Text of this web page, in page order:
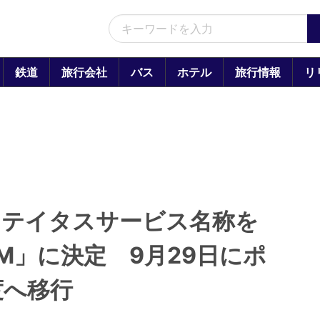
鉄道 旅行会社 バス ホテル 旅行情報 リ
イタスサービス名称を
」に決定 9月29日にポ
移行